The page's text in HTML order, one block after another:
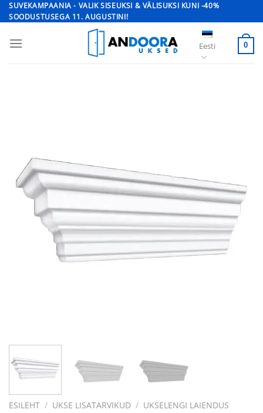
Skip
to
SUVEKAMPAANIA - VALIK SISEUKSI & VÄLISUKSI KUNI -40%
SOODUSTUSEGA 11. AUGUSTINI!
Eesti 0
ESILEHT / UKSE LISATARVIKUD / UKSELENGI LAIENDUS